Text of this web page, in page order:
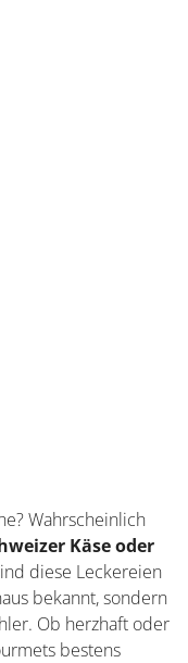
Wahrscheinlich
Käse oder
diese
hinaus
süß, hier sind